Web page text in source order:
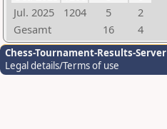
Jul. 2025
1204 5
2
Gesamt
16 4
Chess-Tournament-Results-Server
Legal details/Terms of use